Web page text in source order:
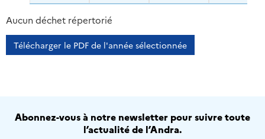
Aucun déchet répertorié
Télécharger le PDF de l'année sélectionnée
Abonnez-vous à notre newsletter pour suivre toute
l’actualité de l’Andra.